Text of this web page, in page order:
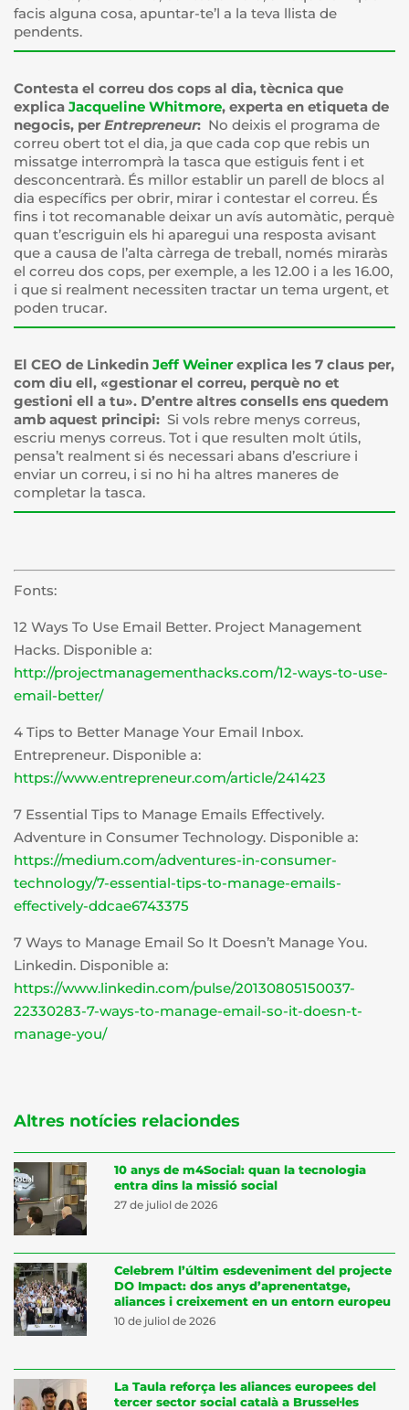
facis alguna cosa, apuntar-te’l a la teva llista de
pendents.
Contesta el correu dos cops al dia, tècnica que
explica Jacqueline Whitmore, experta en etiqueta de
negocis, per Entrepreneur: No deixis el programa de
correu obert tot el dia, ja que cada cop que rebis un
missatge interromprà la tasca que estiguis fent i et
desconcentrarà. És millor establir un parell de blocs al
dia específics per obrir, mirar i contestar el correu. És
fins i tot recomanable deixar un avís automàtic, perquè
quan t’escriguin els hi aparegui una resposta avisant
que a causa de l’alta càrrega de treball, només miraràs
el correu dos cops, per exemple, a les 12.00 i a les 16.00,
i que si realment necessiten tractar un tema urgent, et
poden trucar.
El CEO de Linkedin Jeff Weinerexplica les 7 claus per,
com diu ell, «gestionar el correu, perquè no et
gestioni ell a tu». D’entre altres consells ens quedem
amb aquest principi: Si vols rebre menys correus,
escriu menys correus. Tot i que resulten molt útils,
pensa’t realment si és necessari abans d’escriure i
enviar un correu, i si no hi ha altres maneres de
completar la tasca.
Fonts:
12 Ways To Use Email Better. Project Management
Hacks. Disponible a:
http://projectmanagementhacks.com/12-ways-to-use-
email-better/
4 Tips to Better Manage Your Email Inbox.
Entrepreneur. Disponible a:
https://www.entrepreneur.com/article/241423
7 Essential Tips to Manage Emails Effectively.
Adventure in Consumer Technology. Disponible a:
https://medium.com/adventures-in-consumer-
technology/7-essential-tips-to-manage-emails-
effectively-ddcae6743375
7 Ways to Manage Email So It Doesn’t Manage You.
Linkedin. Disponible a:
https://www.linkedin.com/pulse/20130805150037-
22330283-7-ways-to-manage-email-so-it-doesn-t-
manage-you/
Altres notícies relaciondes
10 anys de m4Social: quan la tecnologia
entra dins la missió social
27 de juliol de 2026
Celebrem l’últim esdeveniment del projecte
DO Impact: dos anys d’aprenentatge,
aliances i creixement en un entorn europeu
10 de juliol de 2026
La Taula reforça les aliances europees del
tercer sector social català a Brussel·les